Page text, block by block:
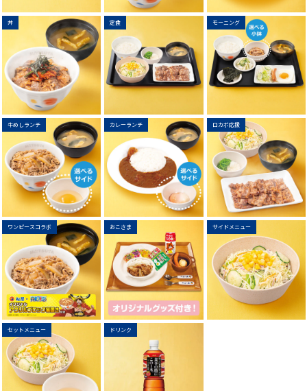
丼 定食 モーニング
牛めしランチ カレーランチ ロカボ応援
ワンピースコラボ おこさま サイドメニュー
セットメニュー ドリンク